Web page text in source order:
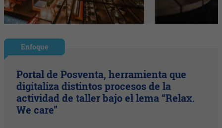
Enfoque
Portal de Posventa, herramienta que
digitaliza distintos procesos de la
actividad de taller bajo el lema “Relax.
We care”